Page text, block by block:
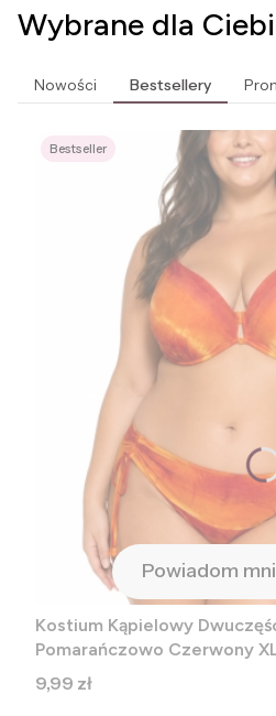
Wybrane dla
Nowości Bestsellery
Bestseller
Powiadom
Kostium Kąpielowy
Pomarańczowo Czerwony
Cena
9,99 zł